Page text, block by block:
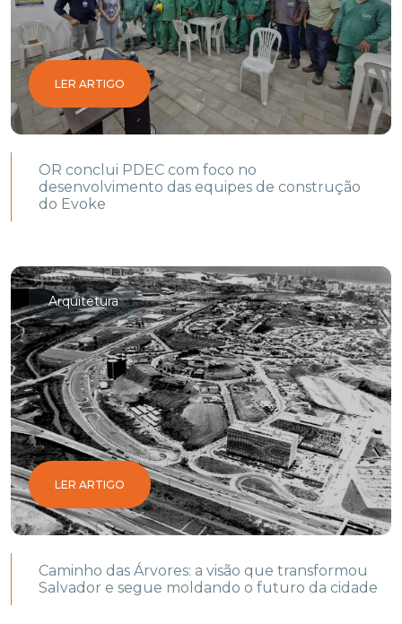
LER ARTIGO
OR conclui PDEC com foco no
desenvolvimento das equipes de construção
do Evoke
Arquitetura
LER ARTIGO
Caminho das Árvores: a visão que transformou
Salvador e segue moldando o futuro da cidade